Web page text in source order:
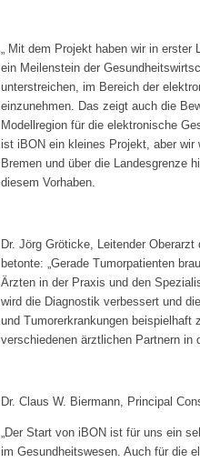
„ Mit dem Projekt haben wir in
ein Meilenstein der
unterstreichen, im Bereich der
einzunehmen. Das zeigt auch die
Modellregion für die elektronische
ist iBON ein kleines Projekt, aber wir
Bremen und über die Landesgrenze
diesem Vorhaben.
Dr. Jörg Gröticke, Leitender
betonte: „Gerade Tumorpatienten
Ärzten in der Praxis und den
wird die Diagnostik verbessert und
und Tumorerkrankungen beispielhaft
verschiedenen ärztlichen Partnern in
Dr. Claus W. Biermann, Principal
„Der Start von iBON ist für uns ein
im Gesundheitswesen. Auch für die